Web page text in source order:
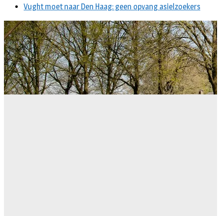
Vught moet naar Den Haag: geen opvang asielzoekers